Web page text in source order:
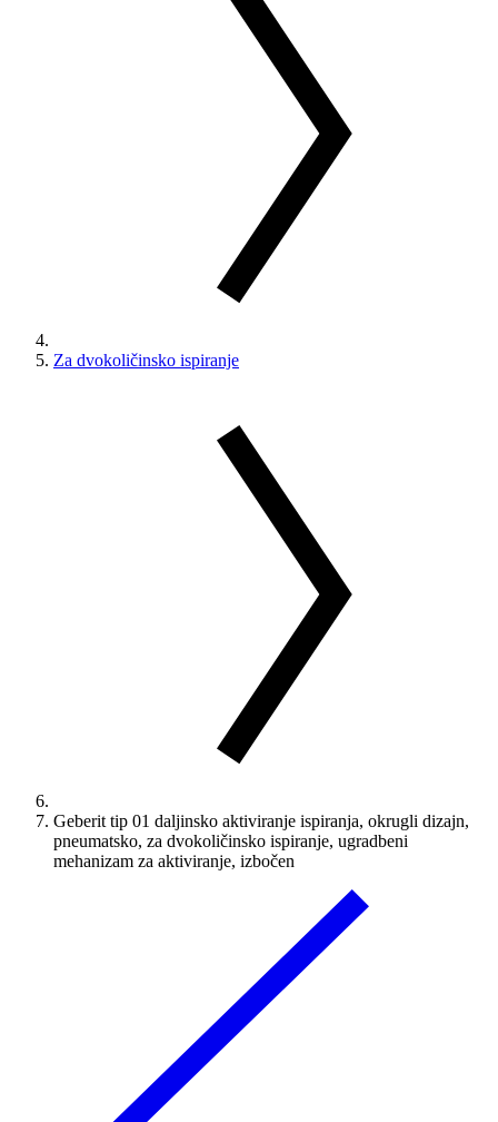
Za dvokoličinsko ispiranje
Geberit tip 01 daljinsko aktiviranje ispiranja, okrugli dizajn,
pneumatsko, za dvokoličinsko ispiranje, ugradbeni
mehanizam za aktiviranje, izbočen